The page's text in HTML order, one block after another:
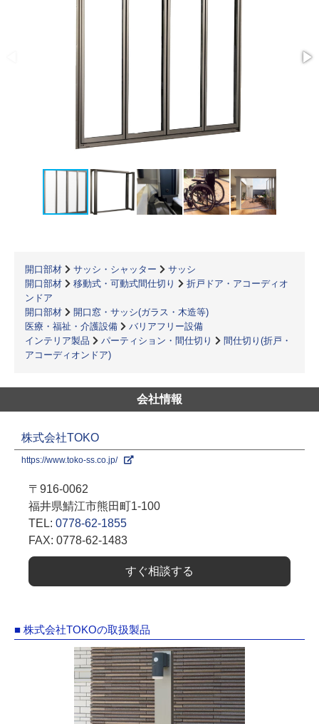
開口部材 サッシ・シャッター
サッシ
開口部材
移動式・可動式間仕切り
折戸ドア・アコーディオ
ンドア
開口部材
開口窓・サッシ(ガラス・木造等)
医療・福祉・介護設備
バリアフリー設備
インテリア製品
パーティション・間仕切り
間仕切り(折戸・
アコーディオンドア)
会社情報
株式会社TOKO
https://www.toko-ss.co.jp/
〒916-0062
福井県鯖江市熊田町1-100
TEL: 0778-62-1855
FAX: 0778-62-1483
すぐ相談する
■ 株式会社TOKOの取扱製品